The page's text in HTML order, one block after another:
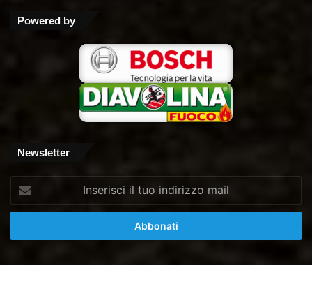
Powered by
Newsletter
tuo
mail